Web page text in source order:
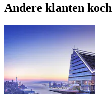
Andere klanten